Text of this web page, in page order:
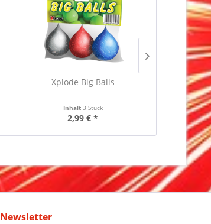
Xplode Big Balls
Inhalt 3 Stück
2,99 € *
Newsletter